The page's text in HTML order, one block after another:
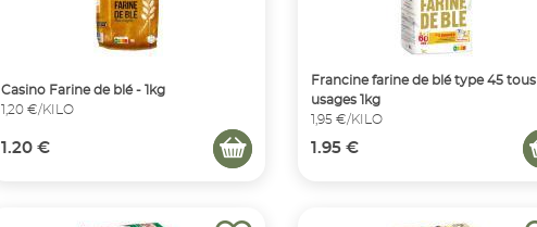
Casino Farine de blé - 1kg
1,20 €/KILO
1.20 €
Francine farine de blé type 45 tous
usages 1kg
1,95 €/KILO
1.95 €